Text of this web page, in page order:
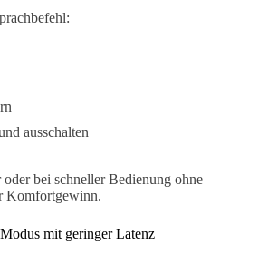
ausschalten
bei schneller Bedienung ohne
Komfortgewinn.
mit geringer Latenz